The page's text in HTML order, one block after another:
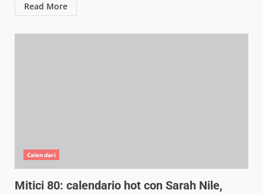
Read More
Calendari
Mitici 80: calendario hot con Sarah Nile,